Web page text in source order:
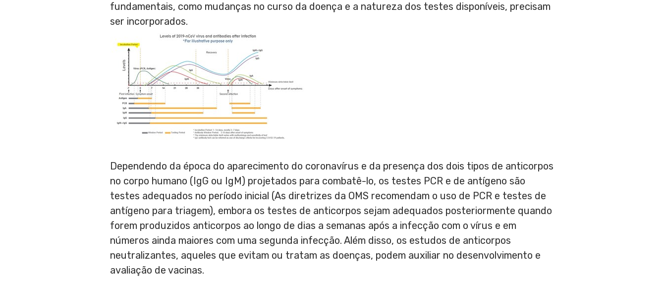
fundamentais, como mudanças no curso da doença e a natureza dos testes disponíveis, precisam
ser incorporados.
Dependendo da época do aparecimento do coronavírus e da presença dos dois tipos de anticorpos
no corpo humano (IgG ou IgM) projetados para combatê-lo, os testes PCR e de antígeno são
testes adequados no período inicial (As diretrizes da OMS recomendam o uso de PCR e testes de
antígeno para triagem), embora os testes de anticorpos sejam adequados posteriormente quando
forem produzidos anticorpos ao longo de dias a semanas após a infecção com o vírus e em
números ainda maiores com uma segunda infecção. Além disso, os estudos de anticorpos
neutralizantes, aqueles que evitam ou tratam as doenças, podem auxiliar no desenvolvimento e
avaliação de vacinas.